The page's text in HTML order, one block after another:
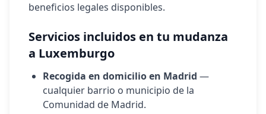
beneficios legales disponibles.
Servicios incluidos en tu mudanza
a Luxemburgo
Recogida en domicilio en Madrid —
cualquier barrio o municipio de la
Comunidad de Madrid.